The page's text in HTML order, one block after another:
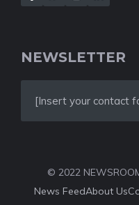
NEWSLETTER
[Insert your contact
© 2022
News FeedAbout Us